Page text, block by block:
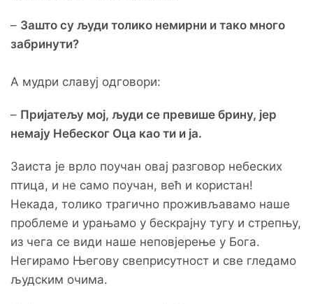
– Зашто су људи толико немирни и тако много
забринути?
А мудри славуј одговори:
– Пријатељу мој, људи се превише брину, јер
немају Небеског Оца као ти и ja.
Заиста је врло поучан овај разговор небеских
птица, и не само поучан, већ и користан!
Некада, толико трагично проживљавамо наше
проблеме и урањамо у бескрајну тугу и стрепњу,
из чега се види наше неповјерење у Бога.
Негирамо Његову свеприсутност и све гледамо
људским очима.